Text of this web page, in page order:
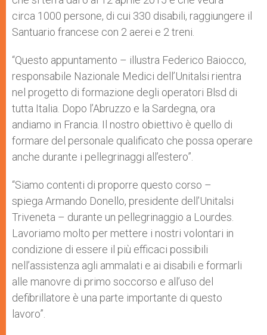
circa 1000 persone, di cui 330 disabili, raggiungere il
Santuario francese con 2 aerei e 2 treni.
“Questo appuntamento – illustra Federico Baiocco,
responsabile Nazionale Medici dell’Unitalsi rientra
nel progetto di formazione degli operatori Blsd di
tutta Italia. Dopo l’Abruzzo e la Sardegna, ora
andiamo in Francia. Il nostro obiettivo è quello di
formare del personale qualificato che possa operare
anche durante i pellegrinaggi all’estero”.
“Siamo contenti di proporre questo corso –
spiega Armando Donello, presidente dell’Unitalsi
Triveneta – durante un pellegrinaggio a Lourdes.
Lavoriamo molto per mettere i nostri volontari in
condizione di essere il più efficaci possibili
nell’assistenza agli ammalati e ai disabili e formarli
alle manovre di primo soccorso e all’uso del
defibrillatore è una parte importante di questo
lavoro”.